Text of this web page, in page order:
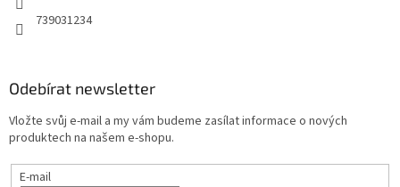
739031234
Odebírat newsletter
Vložte svůj e-mail a my vám budeme zasílat informace o nových
produktech na našem e-shopu.
E-mail